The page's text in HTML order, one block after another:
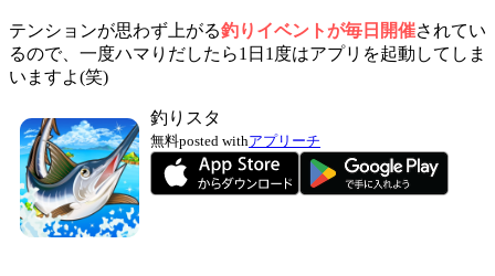
テンションが思わず上がる釣りイベントが毎日開催されてい
るので、一度ハマりだしたら1日1度はアプリを起動してしま
いますよ(笑)
釣りスタ
無料posted withアプリーチ